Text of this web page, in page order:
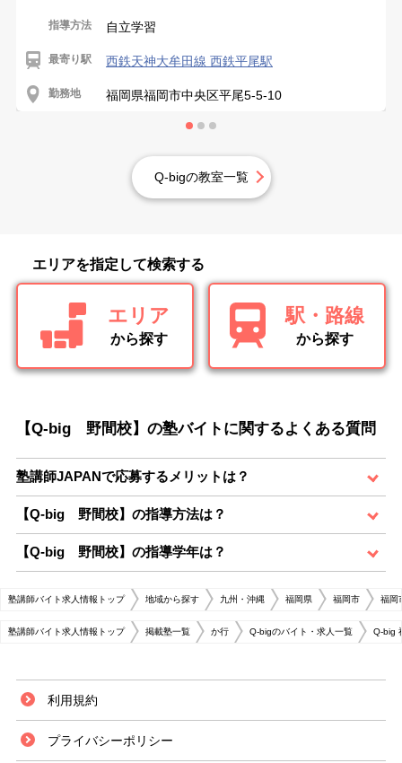
指導方法 自立学習
最寄り駅 西鉄天神大牟田線 西鉄平尾駅
勤務地 福岡県福岡市中央区平尾5-5-10
Q-bigの教室一覧
エリアを指定して検索する
エリア
から探す
駅・路線
から探す
【Q-big 野間校】の塾バイトに関するよくある質問
塾講師JAPANで応募するメリットは？
【Q-big 野間校】の指導方法は？
【Q-big 野間校】の指導学年は？
塾講師バイト求人情報トップ 地域から探す 九州・沖縄 福岡県 福岡市 福岡
塾講師バイト求人情報トップ 掲載塾一覧 か行 Q-bigのバイト・求人一覧 Q-big
利用規約
プライバシーポリシー